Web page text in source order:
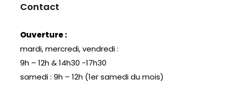
Contact
Ouverture :
mardi, mercredi, vendredi :
9h – 12h & 14h30 -17h30
samedi : 9h – 12h (1er samedi du mois)